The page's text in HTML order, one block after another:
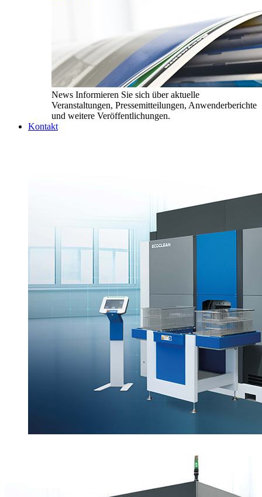
News Informieren Sie sich über aktuelle
Veranstaltungen, Pressemitteilungen, Anwenderberichte
und weitere Veröffentlichungen.
Kontakt